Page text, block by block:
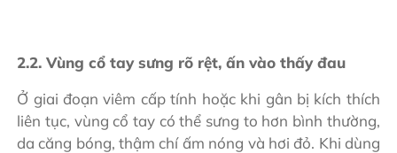
2.2. Vùng cổ tay sưng rõ rệt, ấn vào thấy đau
Ở giai đoạn viêm cấp tính hoặc khi gân bị kích thích
liên tục, vùng cổ tay có thể sưng to hơn bình thường,
da căng bóng, thậm chí ấm nóng và hơi đỏ. Khi dùng